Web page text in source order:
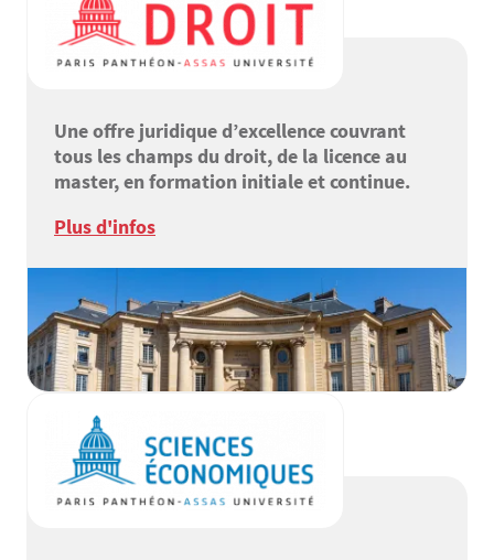
Une offre juridique d’excellence couvrant
tous les champs du droit, de la licence au
master, en formation initiale et continue.
Plus d'infos